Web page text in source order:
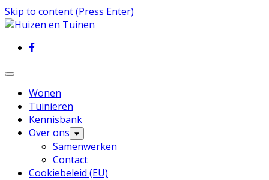
Skip to content (Press Enter)
Inspiratie voor wonen en tuinieren
Wonen
Tuinieren
Kennisbank
Over ons
Samenwerken
Contact
Cookiebeleid (EU)